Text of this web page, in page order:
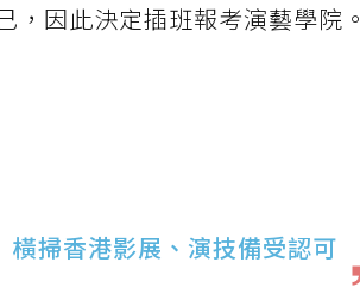
因此決定插班報考演藝學院。
橫掃香港影展、演技備受認可